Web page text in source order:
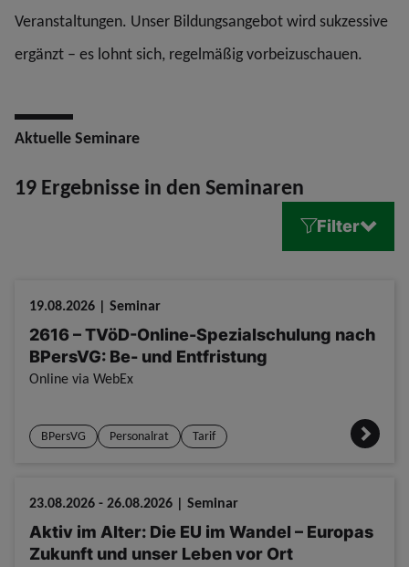
Veranstaltungen. Unser Bildungsangebot wird sukzessive
ergänzt – es lohnt sich, regelmäßig vorbeizuschauen.
Aktuelle Seminare
19 Ergebnisse in den Seminaren
Filter
19.08.2026 | Seminar
2616 – TVöD-Online-Spezialschulung nach
BPersVG: Be- und Entfristung
Online via WebEx
BPersVG Personalrat Tarif
23.08.2026 - 26.08.2026 | Seminar
Aktiv im Alter: Die EU im Wandel – Europas
Zukunft und unser Leben vor Ort